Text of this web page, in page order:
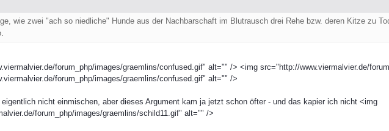
wie zwei "ach so niedliche" Hunde aus der Nachbarschaft im Blutrausch drei Rehe bzw. deren Kitze zu
forum_php/images/graemlins/confused.gif" alt="" /> <img src="http://www.viermalvier.de/
forum_php/images/graemlins/confused.gif" alt="" />
nicht einmischen, aber dieses Argument kam ja jetzt schon öfter - und das kapier ich nicht <img
forum_php/images/graemlins/schild11.gif" alt="" />